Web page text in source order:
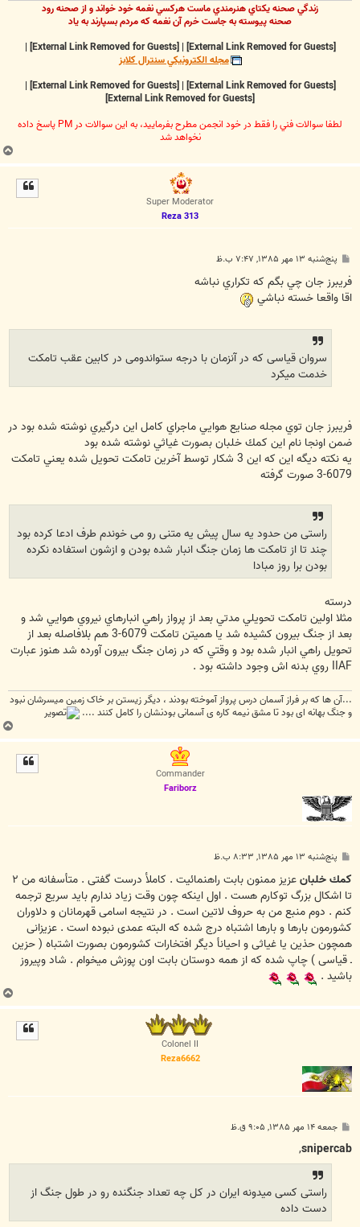
زندگي صحنه يکتاي هنرمندي ماست هرکسي نغمه خود خواند و از صحنه رود
صحنه پيوسته به جاست خرم آن نغمه که مردم بسپارند به ياد
|
|
مجله الکترونيکي سنترال کلابز
|
|
لطفا سوالات فني را فقط در خود انجمن مطرح بفرماييد، به اين سوالات در PM پاسخ داده
نخواهد شد
ب
ا
Super Moderator
Reza 313
پ
ت
پنج‌شنبه ۱۳ مهر ۱۳۸۵, ۷:۴۷ ب.ظ
فريبرز جان چي بگم كه تكراري نباشه
اقا واقعا خسته نباشي
سروان قياسی که در آنزمان با درجه ستواندومی در کابين عقب تامکت
خدمت ميکرد
فريبرز جان توي مجله صنايع هوايي ماجراي كامل اين درگيري نوشته شده بود در
ضمن اونجا نام اين كمك خلبان بصورت غياثي نوشته شده بود
يه نكته ديگه اين كه اين 3 شكار توسط آخرين تامكت تحويل شده يعني تامكت
6079-3 صورت گرفته
راستی من حدود یه سال پیش یه متنی رو می خوندم طرف ادعا کرده بود
چند تا از تامکت ها زمان جنگ انبار شده بودن و ازشون استفاده نکرده
بودن برا روز مبادا
درسته
مثلا اولين تامكت تحويلي مدتي بعد از پرواز راهي انبارهاي نيروي هوايي شد و
بعد از جنگ بيرون كشيده شد يا هميتن تامكت 6079-3 هم بلافاصله بعد از
تحويل راهي انبار شده بود و وقتي كه در زمان جنگ بيرون آورده شد هنوز عبارت
IIAF روي بدنه اش وجود داشته بود .
...آن ها که بر فراز آسمان درس پرواز آموخته بودند ، دیگر زیستن بر خاک زمین میسرشان نبود
و جنگ بهانه ای بود تا مشق نیمه کاره ی آسمانی بودنشان را کامل کنند ....
ب
ا
Commander
Fariborz
پ
ت
پنج‌شنبه ۱۳ مهر ۱۳۸۵, ۸:۳۳ ب.ظ
كمك خلبان
عزيز ممنون بابت راهنمائيت . کاملأ درست گفتی . متأسفانه من ۲
تا اشکال بزرگ توکارم هست . اول اينکه چون وقت زياد ندارم بايد سريع ترجمه
کنم . دوم منبع من به حروف لاتين است . در نتيجه اسامی قهرمانان و دلاوران
کشورمون بارها و بارها اشتباه درج شده که البته عمدی نبوده است . عزيزانی
همچون حذين يا غياثی و احيانأ ديگر افتخارات کشورمون بصورت اشتباه ( حزين
ـ قياسی ) چاپ شده که از همه دوستان بابت اون پوزش ميخوام . شاد وپيروز
باشيد .
ب
ا
Colonel II
Reza6662
پ
ت
جمعه ۱۴ مهر ۱۳۸۵, ۹:۰۵ ق.ظ
snipercab
,
راستی کسی میدونه ایران در کل چه تعداد جنگنده رو در طول جنگ از
دست داده